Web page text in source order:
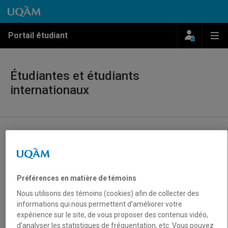
Passer au contenu
Accéder au menu principal
Accéder à la recherche
Passer au contenu
Accéder au menu principal
Portail étudiant Menu
Étudiantes et étudiants
internationaux
Immigration
l’UQAM
Soutien en immigration
Préférences en matière de témoins
Nous utilisons des témoins (cookies) afin de collecter des
informations qui nous permettent d’améliorer votre
expérience sur le site, de vous proposer des contenus vidéo,
d’analyser les statistiques de fréquentation, etc. Vous pouvez